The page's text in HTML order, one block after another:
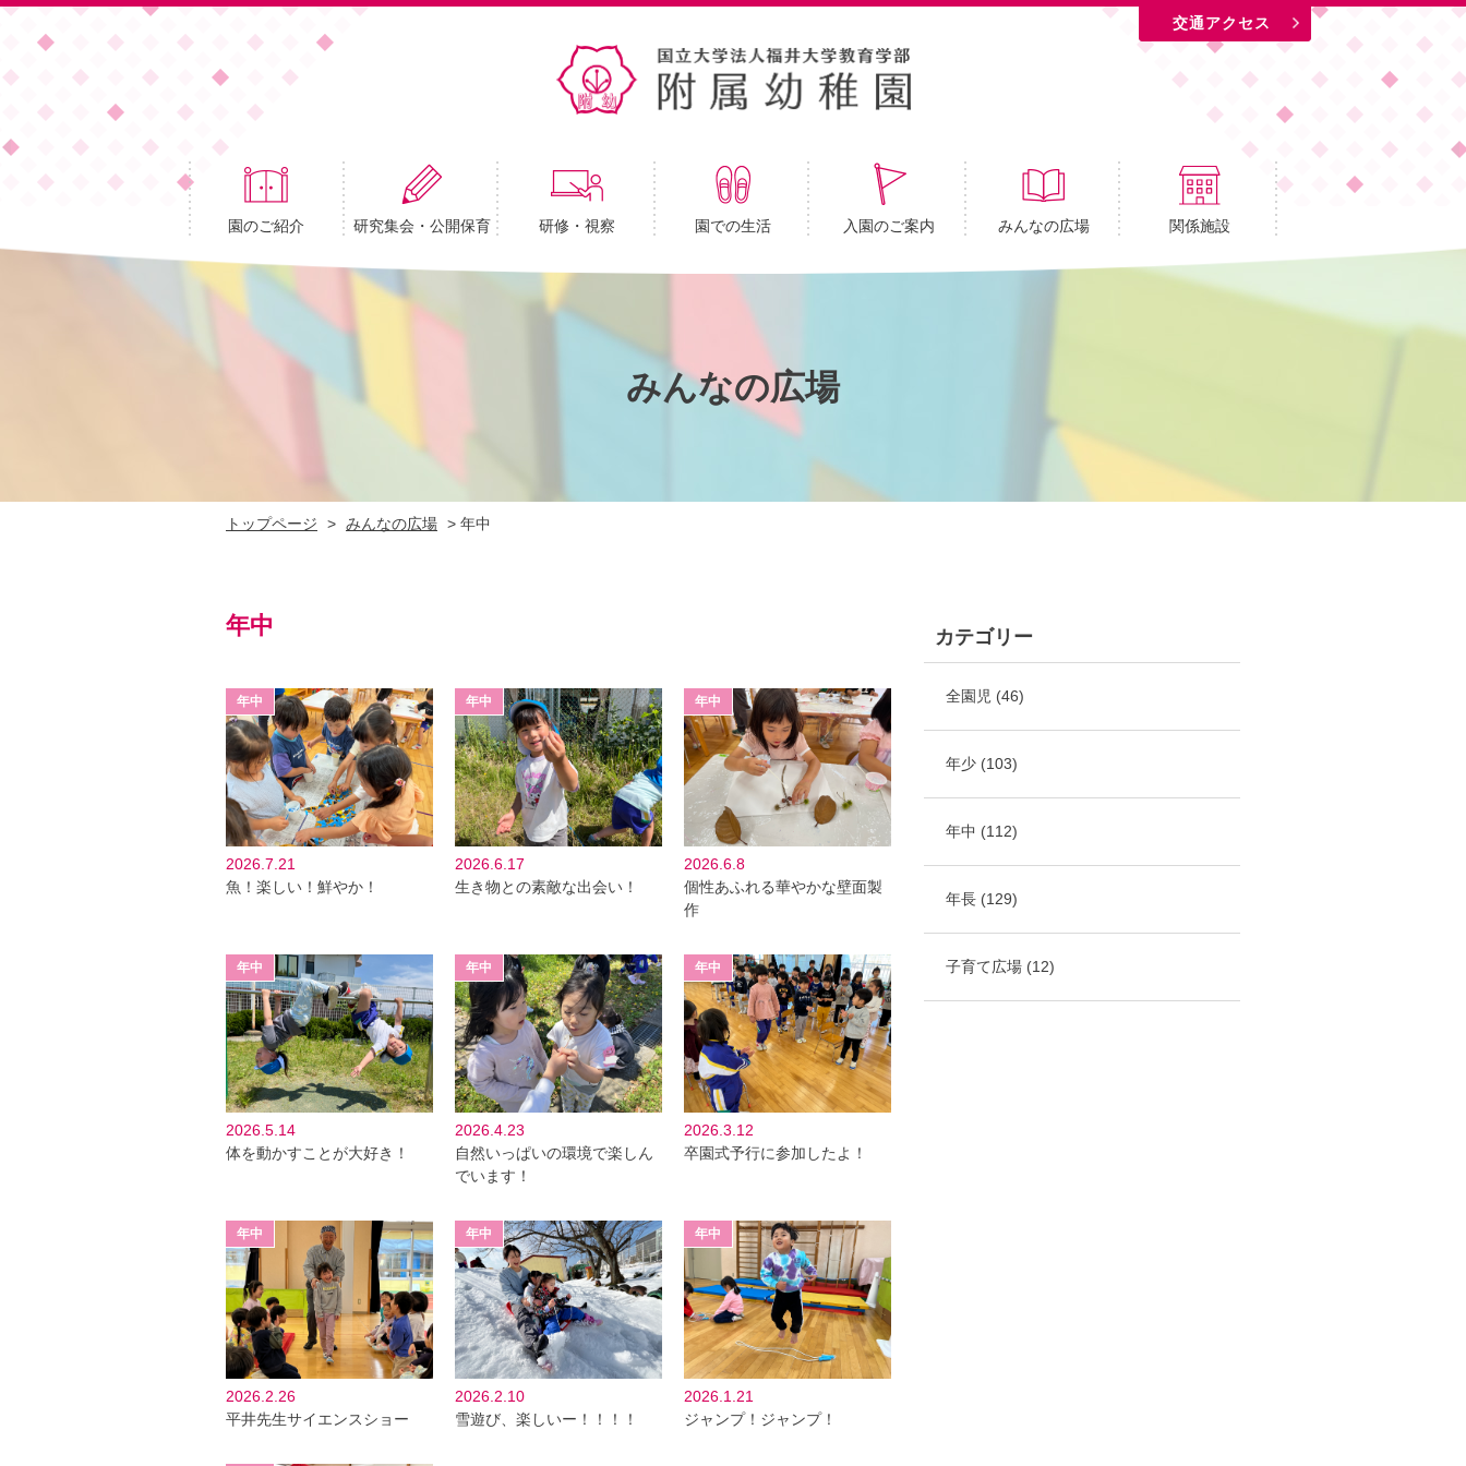
交通アクセス
園のご紹介 研究集会・公開保育 研修・視察 園での生活 入園のご案内 みんなの広場 関係施設
みんなの広場
トップページ > みんなの広場 > 年中
年中
2026.7.21
魚！楽しい！鮮やか！
2026.6.17
生き物との素敵な出会い！
2026.6.8
個性あふれる華やかな壁面製
作
2026.5.14
体を動かすことが大好き！
2026.4.23
自然いっぱいの環境で楽しん
でいます！
2026.3.12
卒園式予行に参加したよ！
2026.2.26
平井先生サイエンスショー
2026.2.10
雪遊び、楽しいー！！！！
2026.1.21
ジャンプ！ジャンプ！
カテゴリー
全園児 (46)
年少(103)
年中 (112)
年長(129)
子育て広場(12)